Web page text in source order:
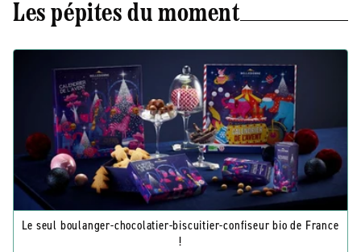
Les pépites du moment
Le seul boulanger-chocolatier-biscuitier-confiseur bio de France
!